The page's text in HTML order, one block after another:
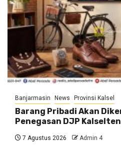
Banjarmasin News Provinsi Kalsel
Barang Pribadi Akan
Penegasan DJP
7 Agustus 2026 Admin 4